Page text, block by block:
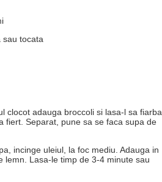
sau tocata
clocot adauga broccoli si lasa-l sa fiarba
fiert. Separat, pune sa se faca supa de
incinge uleiul, la foc mediu. Adauga in
lemn. Lasa-le timp de 3-4 minute sau